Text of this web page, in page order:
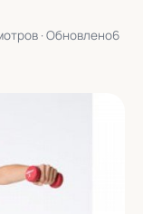
· Обновлено6